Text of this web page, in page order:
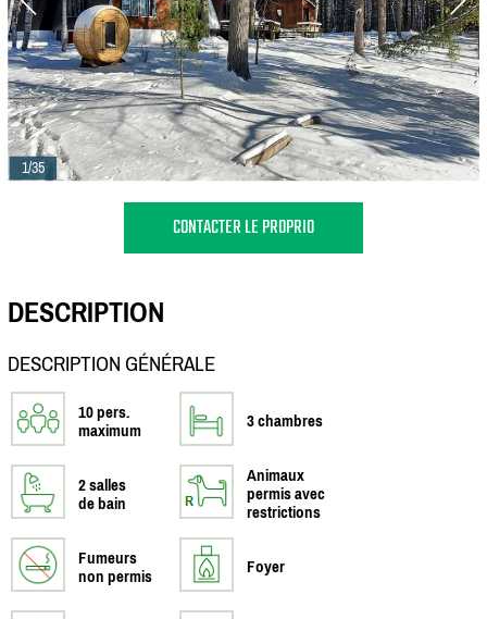
1/35
CONTACTER LE PROPRIO
DESCRIPTION
DESCRIPTION GÉNÉRALE
10 pers.
maximum
3 chambres
2 salles
de bain
Animaux
permis avec
restrictions
Fumeurs
non permis
Foyer